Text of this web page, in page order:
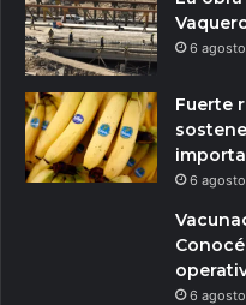
6
Fuerte
6
6